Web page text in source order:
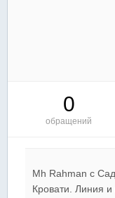
0
обращений
Mh Rahman c
Кровати. Линия